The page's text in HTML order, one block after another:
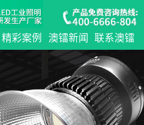
精彩案例 澳镭新闻 联系澳镭